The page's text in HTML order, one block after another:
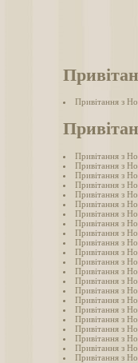
Привітання з
Привітання з
Привітання з
Привітання з
Привітання з
Привітання з
Привітання з
Привітання з
Привітання з
Привітання з
Привітання з
Привітання з
Привітання з
Привітання з
Привітання з
Привітання з
Привітання з
Привітання з
Привітання з
Привітання з
Привітання з
Привітання з
Привітання з